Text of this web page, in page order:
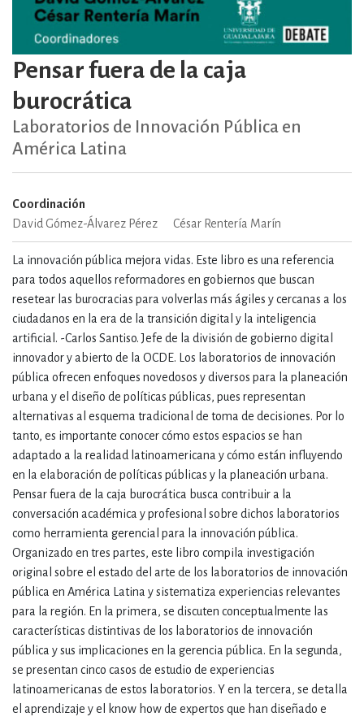
Pensar fuera de la caja
burocrática
Laboratorios de Innovación Pública en
América Latina
Coordinación
David Gómez-Álvarez Pérez
César Rentería Marín
La innovación pública mejora vidas. Este libro es una referencia
para todos aquellos reformadores en gobiernos que buscan
resetear las burocracias para volverlas más ágiles y cercanas a los
ciudadanos en la era de la transición digital y la inteligencia
artificial. -Carlos Santiso. Jefe de la división de gobierno digital
innovador y abierto de la OCDE. Los laboratorios de innovación
pública ofrecen enfoques novedosos y diversos para la planeación
urbana y el diseño de políticas públicas, pues representan
alternativas al esquema tradicional de toma de decisiones. Por lo
tanto, es importante conocer cómo estos espacios se han
adaptado a la realidad latinoamericana y cómo están influyendo
en la elaboración de políticas públicas y la planeación urbana.
Pensar fuera de la caja burocrática busca contribuir a la
conversación académica y profesional sobre dichos laboratorios
como herramienta gerencial para la innovación pública.
Organizado en tres partes, este libro compila investigación
original sobre el estado del arte de los laboratorios de innovación
pública en América Latina y sistematiza experiencias relevantes
para la región. En la primera, se discuten conceptualmente las
características distintivas de los laboratorios de innovación
pública y sus implicaciones en la gerencia pública. En la segunda,
se presentan cinco casos de estudio de experiencias
latinoamericanas de estos laboratorios. Y en la tercera, se detalla
el aprendizaje y el know how de expertos que han diseñado e